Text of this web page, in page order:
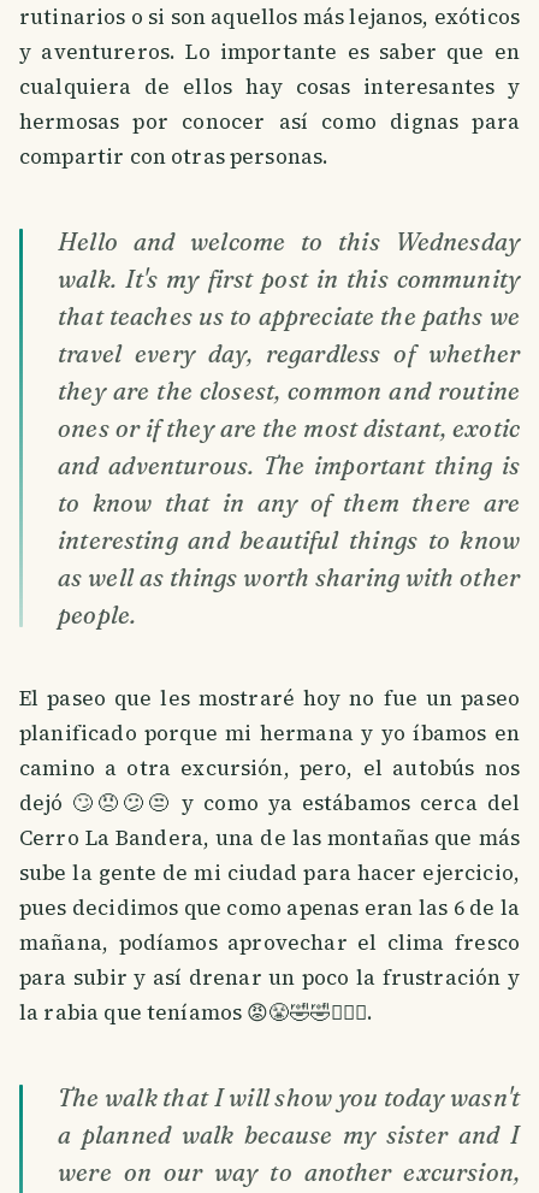
rutinarios o si son aquellos más lejanos, exóticos
y aventureros. Lo importante es saber que en
cualquiera de ellos hay cosas interesantes y
hermosas por conocer así como dignas para
compartir con otras personas.
Hello and welcome to this Wednesday
walk. It's my first post in this community
that teaches us to appreciate the paths we
travel every day, regardless of whether
they are the closest, common and routine
ones or if they are the most distant, exotic
and adventurous. The important thing is
to know that in any of them there are
interesting and beautiful things to know
as well as things worth sharing with other
people.
El paseo que les mostraré hoy no fue un paseo
planificado porque mi hermana y yo íbamos en
camino a otra excursión, pero, el autobús nos
dejó 🙄😠😕😒 y como ya estábamos cerca del
Cerro La Bandera, una de las montañas que más
sube la gente de mi ciudad para hacer ejercicio,
pues decidimos que como apenas eran las 6 de la
mañana, podíamos aprovechar el clima fresco
para subir y así drenar un poco la frustración y
la rabia que teníamos 😡😤🤣🤣🤷🏻‍♀️.
The walk that I will show you today wasn't
a planned walk because my sister and I
were on our way to another excursion,